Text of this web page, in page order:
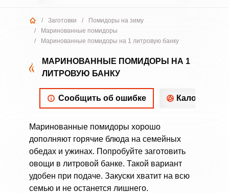
/ Заготовки /
Помидоры на зиму
/
Маринованные помидоры
/
Маринованные помидоры на 1 литровую банку
МАРИНОВАННЫЕ ПОМИДОРЫ НА 1
ЛИТРОВУЮ БАНКУ
Сообщить об ошибке
Маринованные помидоры хорошо
дополняют горячие блюда на семейных
обедах и ужинах. Попробуйте заготовить
овощи в литровой банке. Такой вариант
удобен при подаче. Закуски хватит на всю
семью и не останется лишнего.